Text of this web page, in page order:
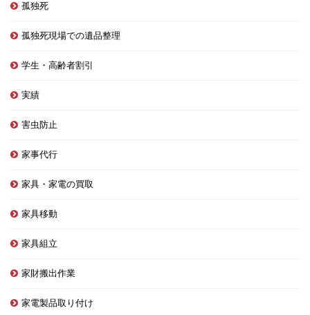
孤独死
孤独死現場での遺品整理
学生・高齢者割引
実績
害虫防止
家事代行
家具・家電の買取
家具移動
家具組立
家財搬出作業
家電製品取り付け